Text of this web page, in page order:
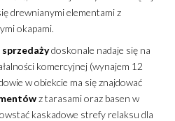
drewnianymi elementami z
okapami.
sprzedażydoskonale nadaje się na
komercyjnej (wynajem 12
w obiekcie ma się znajdować
z tarasami oraz basen w
kaskadowe strefy relaksu dla